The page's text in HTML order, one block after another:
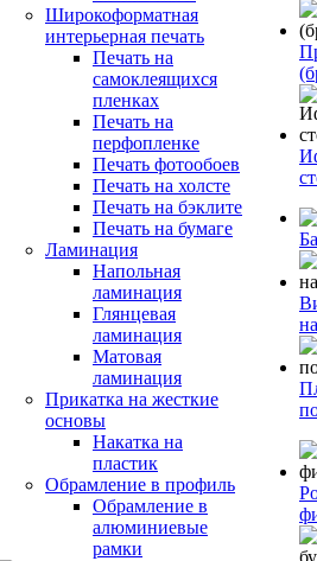
Широкоформатная
интерьерная печать
Печать на
самоклеящихся
пленках
Печать на
перфопленке
Печать фотообоев
Печать на холсте
Печать на бэклите
Печать на бумаге
Ламинация
Напольная
ламинация
Глянцевая
ламинация
Матовая
ламинация
Прикатка на жесткие
основы
Накатка на
пластик
Обрамление в профиль
Обрамление в
алюминиевые
рамки